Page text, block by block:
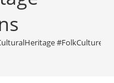
#FolkCulture